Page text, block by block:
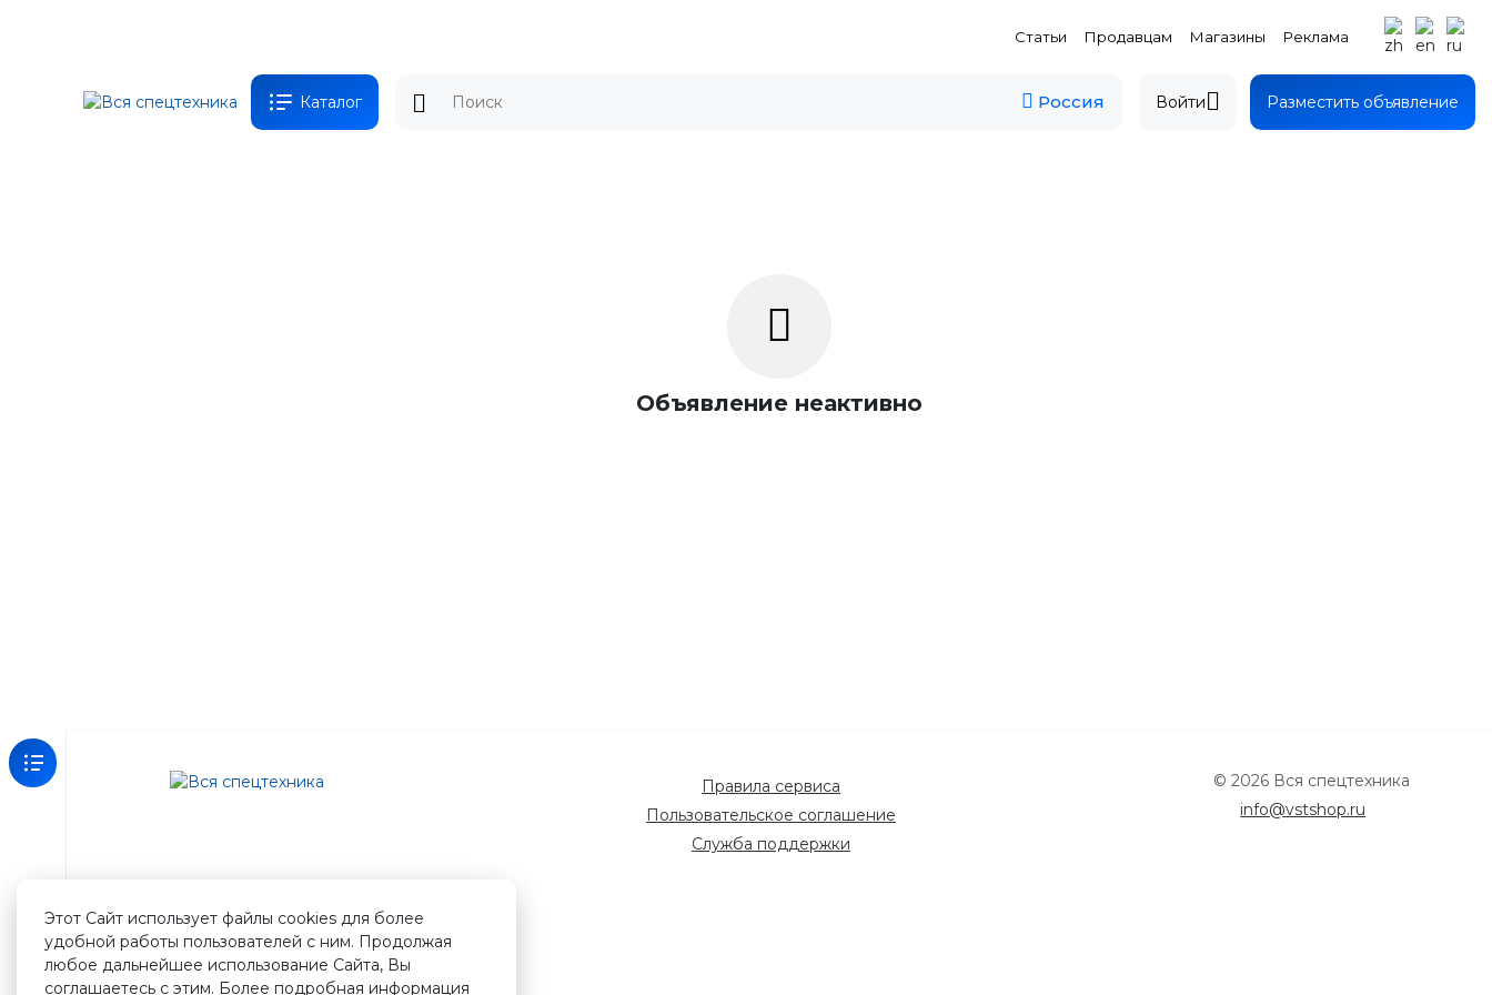
Статьи Продавцам Магазины Реклама
Каталог Россия Войти Разместить объявление
Объявление неактивно
нашем
и
получите
500
Этот Сайт использует файлы cookies для более
удобной работы пользователей с ним. Продолжая
любое дальнейшее использование Сайта, Вы
соглашаетесь с этим. Более подробная информация
Правила сервиса
Пользовательское соглашение
Служба поддержки
© 2026 Вся спецтехника
info@vstshop.ru